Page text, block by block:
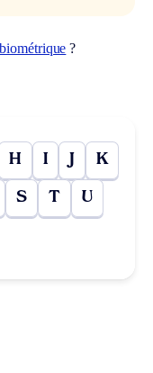
biométrique ?
H I J K
S T U